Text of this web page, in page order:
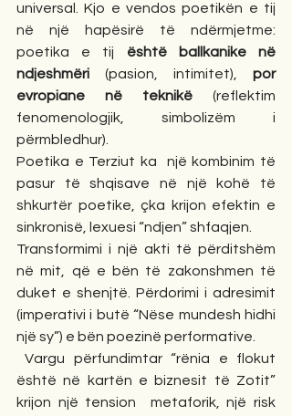
universal. Kjo e vendos poetikën e tij
në një hapësirë të ndërmjetme:
poetika e tij është ballkanike në
ndjeshmëri (pasion, intimitet), por
evropiane në teknikë (reflektim
fenomenologjik, simbolizëm i
përmbledhur).
Poetika e Terziut ka  një kombinim të
pasur të shqisave në një kohë të
shkurtër poetike, çka krijon efektin e
sinkronisë, lexuesi “ndjen” shfaqjen.
Transformimi i një akti të përditshëm
në mit, që e bën të zakonshmen të
duket e shenjtë. Përdorimi i adresimit
(imperativi i butë “Nëse mundesh hidhi
një sy”) e bën poezinë performative.
Vargu përfundimtar “rënia e flokut
është në kartën e biznesit të Zotit”
krijon një tension  metaforik, një risk